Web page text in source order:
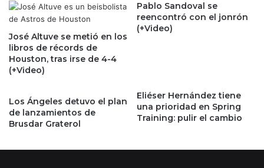
José Altuve se metió en los
libros de récords de
Houston, tras irse de 4-4
(+Video)
Pablo Sandoval se
reencontró con el jonrón
(+Video)
Los Ángeles detuvo el plan
de lanzamientos de
Brusdar Graterol
Eliéser Hernández tiene
una prioridad en Spring
Training: pulir el cambio